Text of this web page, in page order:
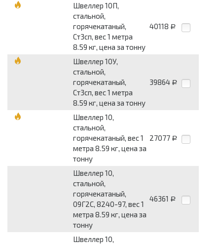
Швеллер 10П,
стальной,
горячекатаный,
Ст3сп, вес 1 метра
8.59 кг, цена за тонну
40118 Р
Швеллер 10У,
стальной,
горячекатаный,
Ст3сп, вес 1 метра
8.59 кг, цена за тонну
39864 Р
Швеллер 10,
стальной,
горячекатаный, вес 1
метра 8.59 кг, цена за
тонну
27077 Р
Швеллер 10,
стальной,
горячекатаный,
09Г2С, 8240-97, вес 1
метра 8.59 кг, цена за
тонну
46361 Р
Швеллер 10,